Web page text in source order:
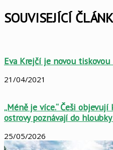
SOUVISEJÍCÍ
Eva Krejčí je novou
21/04/2021
„Méně je více.“ Češi
ostrovy poznávají do
25/05/2026